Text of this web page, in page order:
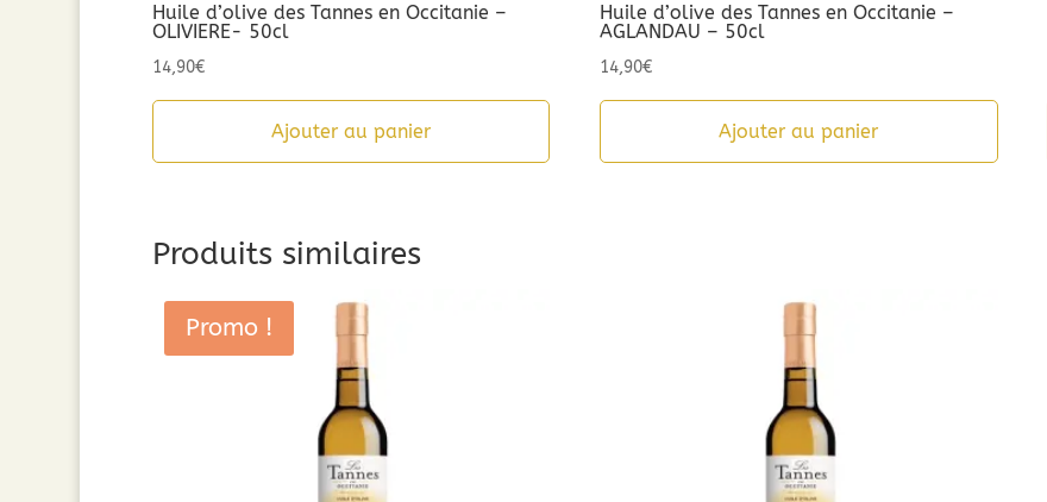
Huile d’olive des Tannes en Occitanie –
OLIVIERE- 50cl
14,90€
Ajouter au panier
Huile d’olive des Tannes en Occitanie –
AGLANDAU – 50cl
14,90€
Ajouter au panier
Produits similaires
Promo !